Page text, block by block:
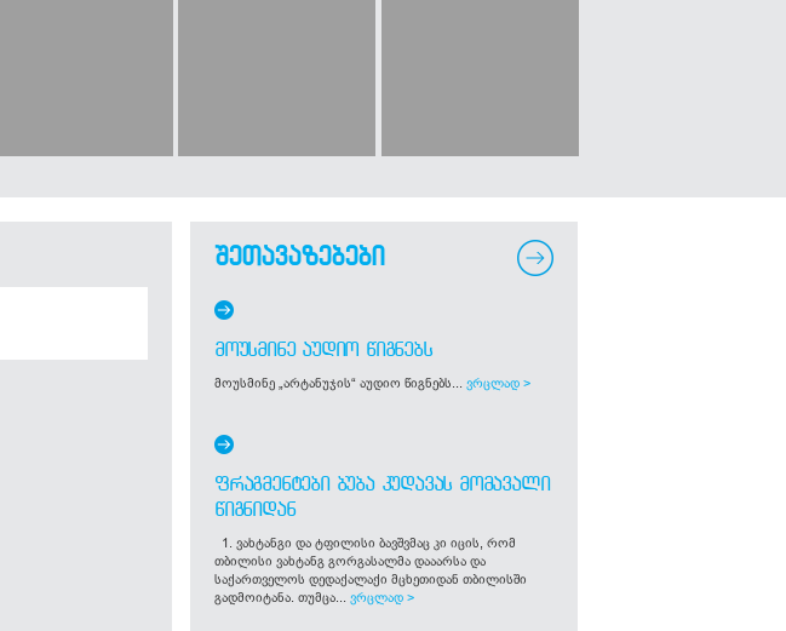
შეთავაზებები
ᲛᲝᲣᲡᲛᲘᲜᲔ ᲐᲣᲓᲘᲝ ᲬᲘᲒᲜᲔᲑᲡ
მოუსმინე „არტანუჯის“ აუდიო წიგნებს... ვრცლად >
ᲤᲠᲐᲒᲛᲔᲜᲢᲔᲑᲘ ᲑᲣᲑᲐ ᲙᲣᲓᲐᲕᲐᲡ ᲛᲝᲛᲐᲕᲐᲚᲘ
ᲬᲘᲒᲜᲘᲓᲐᲜ
1. ვახტანგი და ტფილისი ბავშვმაც კი იცის, რომ
თბილისი ვახტანგ გორგასალმა დააარსა და
საქართველოს დედაქალაქი მცხეთიდან თბილისში
გადმოიტანა. თუმცა... ვრცლად >